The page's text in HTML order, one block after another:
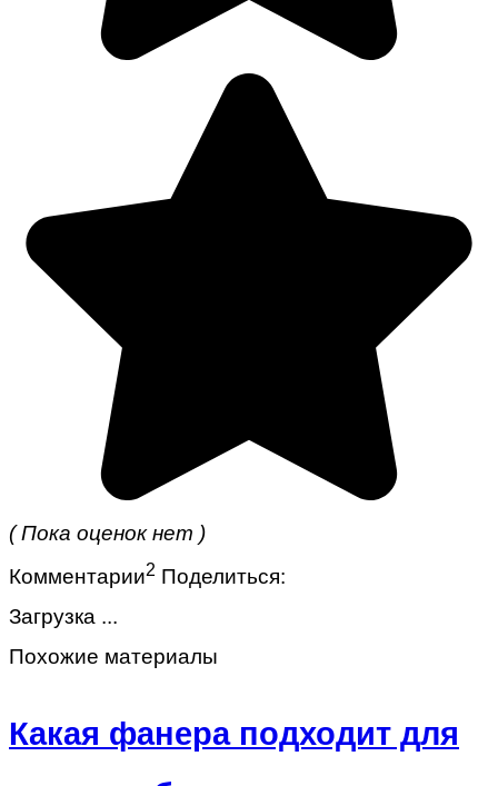
( Пока оценок нет )
Комментарии2 Поделиться:
Загрузка ...
Похожие материалы
Какая фанера подходит для